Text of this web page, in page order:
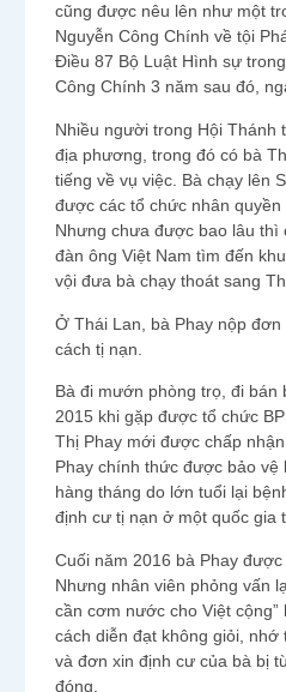
cũng được nêu lên như một
Nguyễn Công Chính về tội
Điều 87 Bộ Luật Hình sự
Công Chính 3 năm sau đó,
Nhiều người trong Hội Thánh
địa phương, trong đó có bà
tiếng về vụ việc. Bà chạy lên
được các tổ chức nhân
Nhưng chưa được bao lâu thì
đàn ông Việt Nam tìm đến
vội đưa bà chạy thoát sang
Ở Thái Lan, bà Phay nộp
cách tị nạn.
Bà đi mướn phòng trọ, đi bán
2015 khi gặp được tổ chức
Thị Phay mới được chấp
Phay chính thức được bảo
hàng tháng do lớn tuổi lại
định cư tị nạn ở một quốc gia
Cuối năm 2016 bà Phay
Nhưng nhân viên phỏng vấn
cần cơm nước cho Việt
cách diễn đạt không giỏi,
và đơn xin định cư của bà bị
đóng.